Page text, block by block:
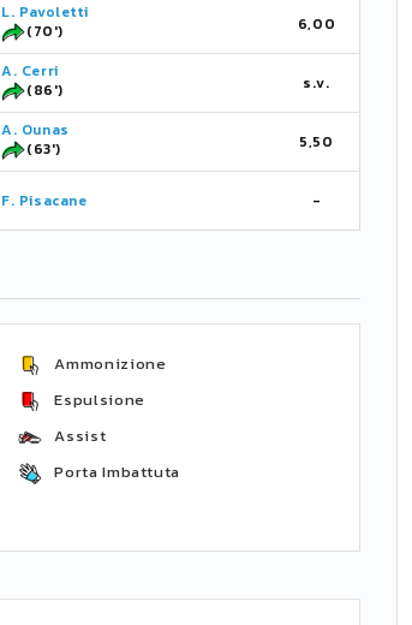
L. Pavoletti
(70')
6,00
A. Cerri
(86')
s.v.
A. Ounas
(63')
5,50
F. Pisacane -
Ammonizione
Espulsione
Assist
Porta Imbattuta